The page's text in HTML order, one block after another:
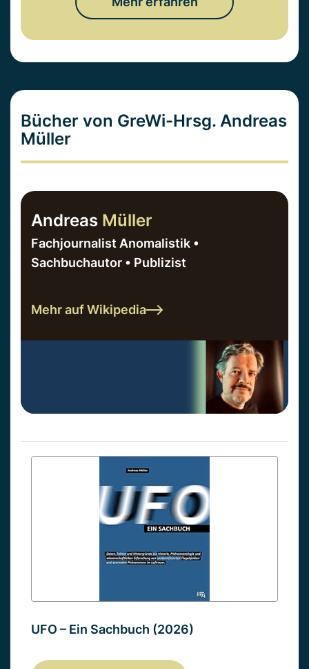
Bücher von GreWi-Hrsg. Andreas
Müller
Andreas Müller
Fachjournalist Anomalistik •
Sachbuchautor • Publizist
Mehr auf Wikipedia
UFO – Ein Sachbuch (2026)